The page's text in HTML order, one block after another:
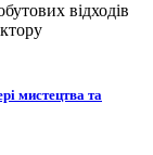
відходів
мистецтва та